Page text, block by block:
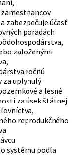
zabezpečuje účasť
poradách
založenými
ročnú
za uplynulý
a lesné
za úsek štátnej
reprodukčného
systému podľa